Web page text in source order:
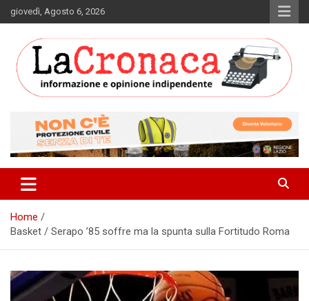
Skip
to
giovedì, Agosto 6, 2026
La Cronaca Quotidiano
Home
Basket / Serapo ’85 soffre ma la spunta sulla Fortitudo Roma